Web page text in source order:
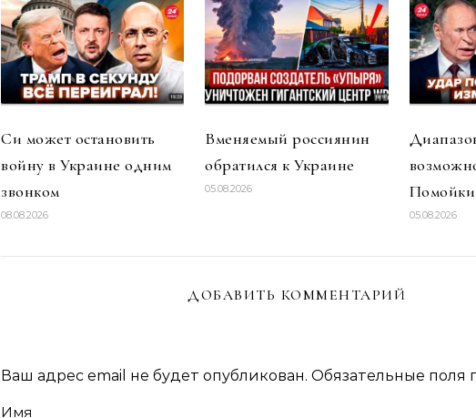
Си может остановить
войну в Украине одним
звонком
08.08.2026
Вменяемый россиянин
обратился к Украине
05.08.2026
05.08.2026
ДОБАВИТЬ КОММЕНТАРИЙ
Ваш адрес email не будет опубликован. Обязательные поля
Имя